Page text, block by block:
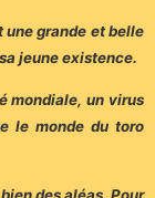
une grande et belle
jeune existence.
mondiale, un virus
le monde du toro